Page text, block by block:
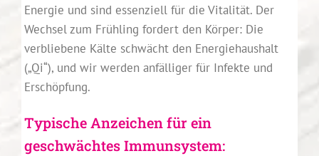
Energie und sind essenziell für die Vitalität. Der
Wechsel zum Frühling fordert den Körper: Die
verbliebene Kälte schwächt den Energiehaushalt
(„Qi“), und wir werden anfälliger für Infekte und
Erschöpfung.
Typische Anzeichen für ein
geschwächtes Immunsystem: